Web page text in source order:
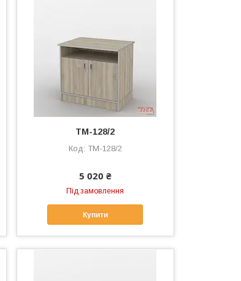
ТМ-128/2
ТМ-128/2
5 020 ₴
Під замовлення
Купити